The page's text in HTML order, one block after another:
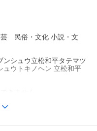
芸 民俗・文化 小説・文
ンシュウ立松和平タテマツ
ュウトキノヘン 立松和平